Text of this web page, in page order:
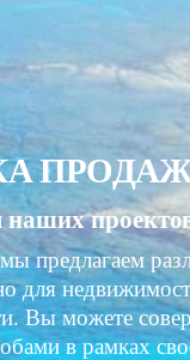
предлагаем
для
Вы можете
в рамках